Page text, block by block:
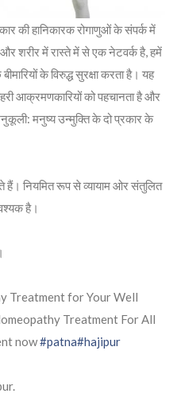
की हानिकारक रोगाणुओं के संपर्क में
और शरीर में रास्ते में से एक नेटवर्क है, हमें
के विरुद्ध सुरक्षा करता है। यह
आक्रमणकारियों को पहचानता है और
मनुष्य उन्मुक्ति के दो प्रकार के
हैं। नियमित रूप से व्यायाम ओर संतुलित
है।
Treatment for Your Well
Treatment For All
now#patna#hajipur